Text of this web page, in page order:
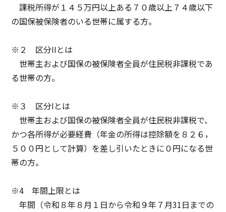
課税所得が１４５万円以上ある７０歳以上７４歳以下
の国保被保険者のいる世帯に属する方。
※２ 区分IIとは
世帯主および国保の被保険者全員が住民税非課税であ
る世帯の方。
※３ 区分Iとは
世帯主および国保の被保険者全員が住民税非課税で、
かつ各所得が必要経費（年金の所得は控除額を８２６，
５００円として計算）を差し引いたときに０円になる世
帯の方。
※4 年間上限とは
年間（令和８年８月１日から令和９年７月31日までの